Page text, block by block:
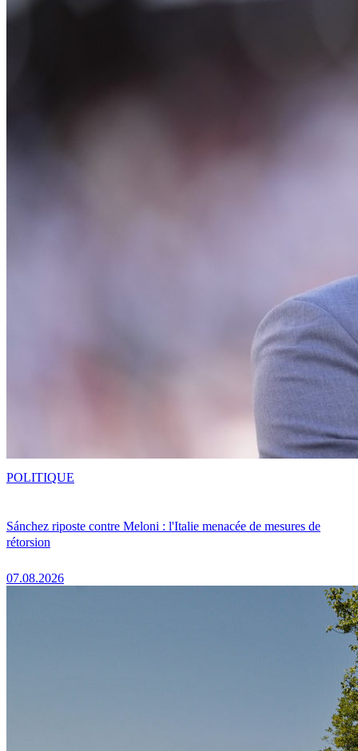
Sánchez riposte contre Meloni : l'Italie menacée de mesures de
rétorsion
07.08.2026
POLITIQUE